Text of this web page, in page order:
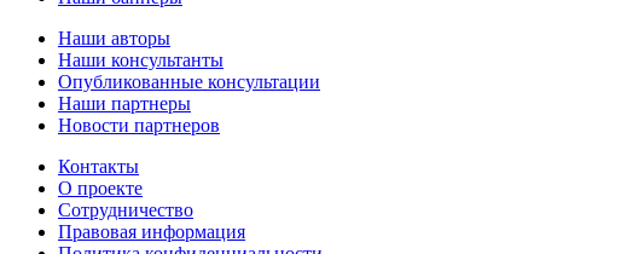
Наши авторы
Наши консультанты
Опубликованные консультации
Наши партнеры
Новости партнеров
Контакты
О проекте
Сотрудничество
Правовая информация